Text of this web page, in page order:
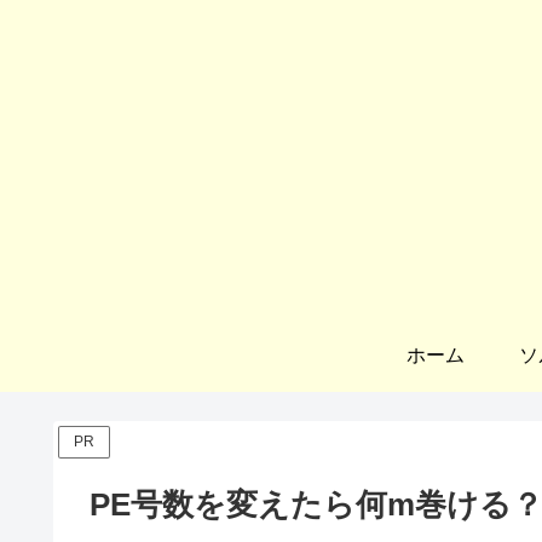
ホーム
PR
PE号数を変えたら何m巻ける